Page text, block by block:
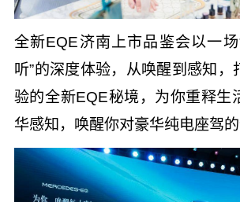
全新EQE济南上市品鉴会以一场
听”的深度体验，从唤醒到感知，
验的全新EQE秘境，为你重释生
华感知，唤醒你对豪华纯电座驾的